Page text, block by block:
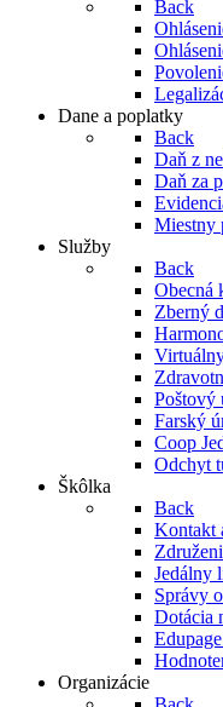
Back
Dane a poplatky
Back
Daň z
Daň za
Miestny
Služby
Back
Obecná
Zberný
Poštový
Farský
Coop
Odchyt
Škôlka
Back
Kontakt
Jedálny
Správy
Dotácia
Organizácie